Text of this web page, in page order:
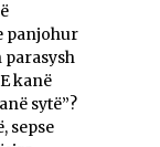
panjohur
parasysh
kanë
sytë”?
sepse